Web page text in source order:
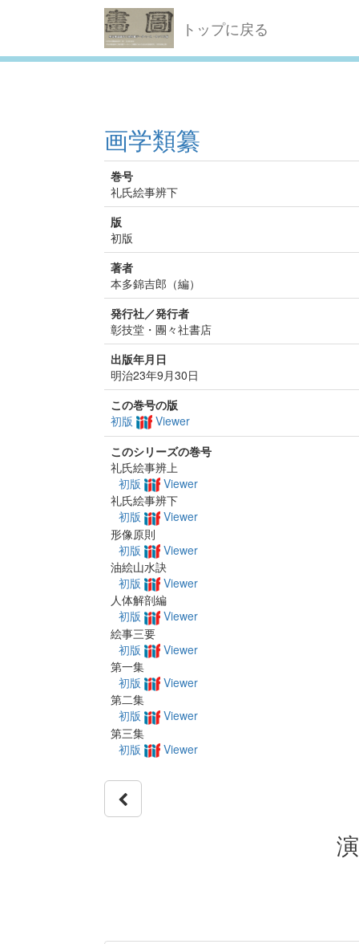
トップに戻る
画学類纂
巻号
礼氏絵事辨下
版
初版
著者
本多錦吉郎（編）
発行社／発行者
彰技堂・團々社書店
出版年月日
明治23年9月30日
この巻号の版
初版
Viewer
このシリーズの巻号
礼氏絵事辨上
初版
Viewer
礼氏絵事辨下
初版
Viewer
形像原則
初版
Viewer
油絵山水訣
初版
Viewer
人体解剖編
初版
Viewer
絵事三要
初版
Viewer
第一集
初版
Viewer
第二集
初版
Viewer
第三集
初版
Viewer